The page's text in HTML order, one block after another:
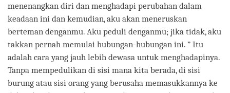
menenangkan diri dan menghadapi perubahan dalam
keadaan ini dan kemudian, aku akan meneruskan
berteman denganmu. Aku peduli denganmu; jika tidak, aku
takkan pernah memulai hubungan-hubungan ini. ” Itu
adalah cara yang jauh lebih dewasa untuk menghadapinya.
Tanpa mempedulikan di sisi mana kita berada, di sisi
burung atau sisi orang yang berusaha memasukkannya ke